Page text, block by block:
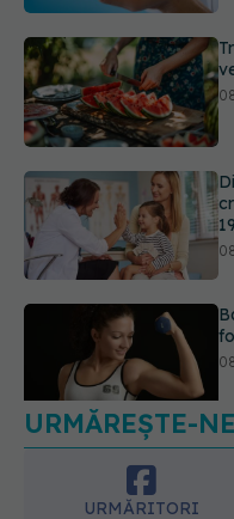
URMĂREȘTE-
URMĂRITORI
365
URMĂRITORI